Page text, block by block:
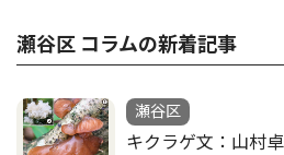
瀬谷区 コラムの新着記事
瀬谷区
キクラゲ文：山村